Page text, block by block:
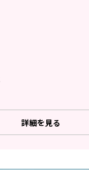
詳細を見る